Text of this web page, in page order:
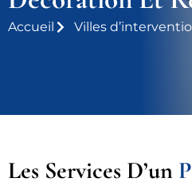
Accueil Villes
Les Services D’un